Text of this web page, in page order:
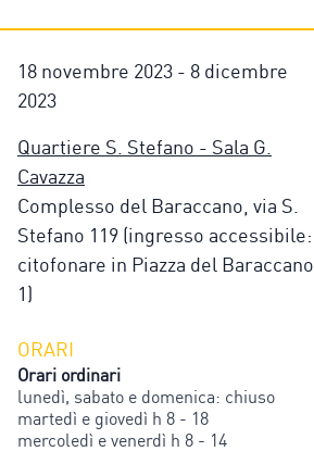
18 novembre 2023 - 8 dicembre
2023
Quartiere S. Stefano - Sala G.
Cavazza
Complesso del Baraccano, via S.
Stefano 119 (ingresso accessibile:
citofonare in Piazza del Baraccano
1)
ORARI
Orari ordinari
lunedì, sabato e domenica: chiuso
martedì e giovedì h 8 - 18
mercoledì e venerdì h 8 - 14